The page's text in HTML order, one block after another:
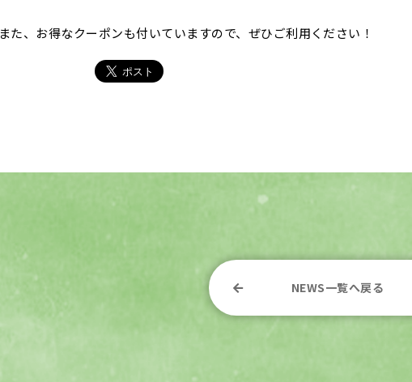
また、お得なクーポンも付いていますので、ぜひご利用ください！
NEWS一覧へ戻る